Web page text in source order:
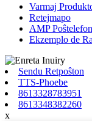
Varmaj
Retejmapo
AMP
Ekzemplo de
Sendu Retpoŝton
TTS-Phoebe
8613328783951
8613348382260
x